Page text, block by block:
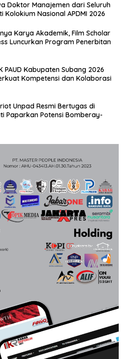
Doktor Manajemen dari Seluruh
Kolokium Nasional APDMI 2026
Karya Akademik, Film Scholar
Luncurkan Program Penerbitan
PAUD Kabupaten Subang 2026
Kompetensi dan Kolaborasi
Unpad Resmi Bertugas di
Paparkan Potensi Bomberay-